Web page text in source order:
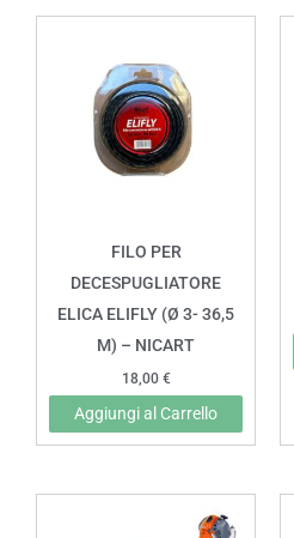
FILO PER
DECESPUGLIATORE
ELICA ELIFLY (Ø 3- 36,5
M) – NICART
18,00 €
Aggiungi al Carrello